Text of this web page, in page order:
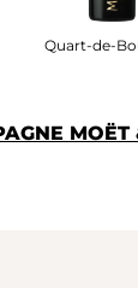
Quart-de-